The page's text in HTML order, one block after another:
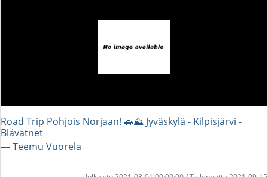
Road Trip Pohjois Norjaan! 🚗⛰️ Jyväskylä - Kilpisjärvi -
Blåvatnet
― Teemu Vuorela